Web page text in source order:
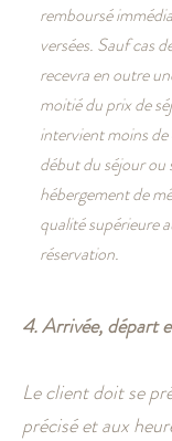
remboursé
versées. Sauf cas
recevra en outre
moitié du prix de
intervient moins
début du séjour ou
hébergement de
qualité supérieure
réservation.
4. Arrivée, départ
Le client doit se
précisé et aux